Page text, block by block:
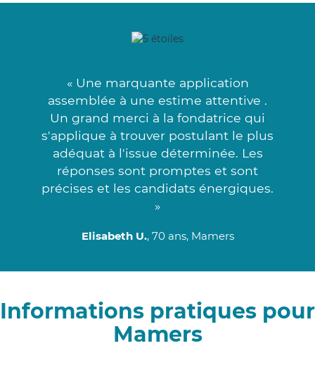
« Une marquante application
assemblée à une estime attentive .
Un grand merci à la fondatrice qui
s'applique à trouver postulant le plus
adéquat à l'issue déterminée. Les
réponses sont promptes et sont
précises et les candidats énergiques.
»
Elisabeth U., 70 ans, Mamers
Informations pratiques pour
Mamers